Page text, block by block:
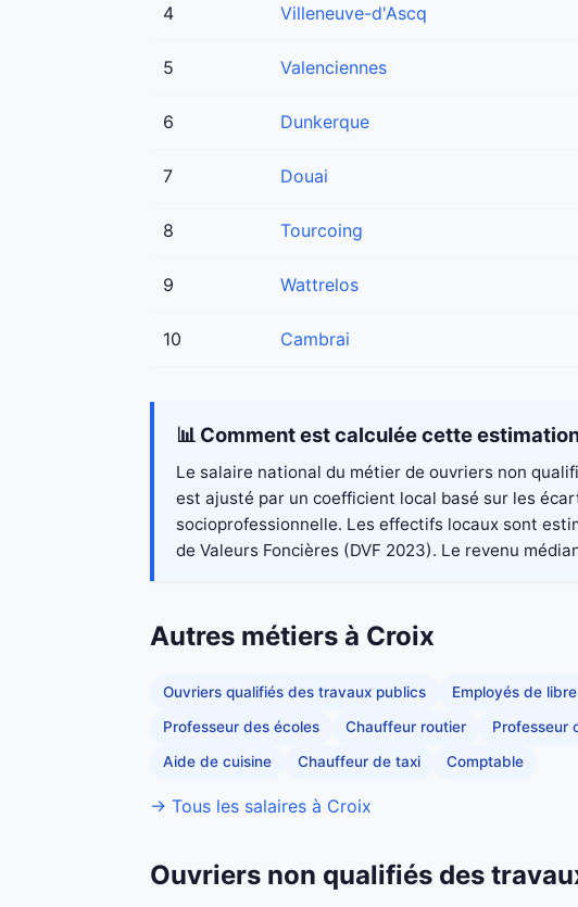
4 Villeneuve-d'Ascq
5 Valenciennes
6 Dunkerque
7 Douai
8 Tourcoing
9 Wattrelos
10 Cambrai
📊 Comment est calculée cette
Le salaire national du métier de ouvriers non
est ajusté par un coefficient local basé sur les
socioprofessionnelle. Les effectifs locaux sont
de Valeurs Foncières (DVF 2023). Le revenu
Autres métiers à Croix
Ouvriers qualifiés des travaux publics Employés de
Professeur des écoles Chauffeur routier Professeur
Aide de cuisine Chauffeur de taxi Comptable
→ Tous les salaires à Croix
Ouvriers non qualifiés des